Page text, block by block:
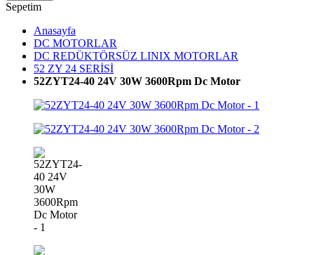
Sepetim
Anasayfa
DC MOTORLAR
DC REDÜKTÖRSÜZ LINIX MOTORLAR
52 ZY 24 SERİSİ
52ZYT24-40 24V 30W 3600Rpm Dc Motor